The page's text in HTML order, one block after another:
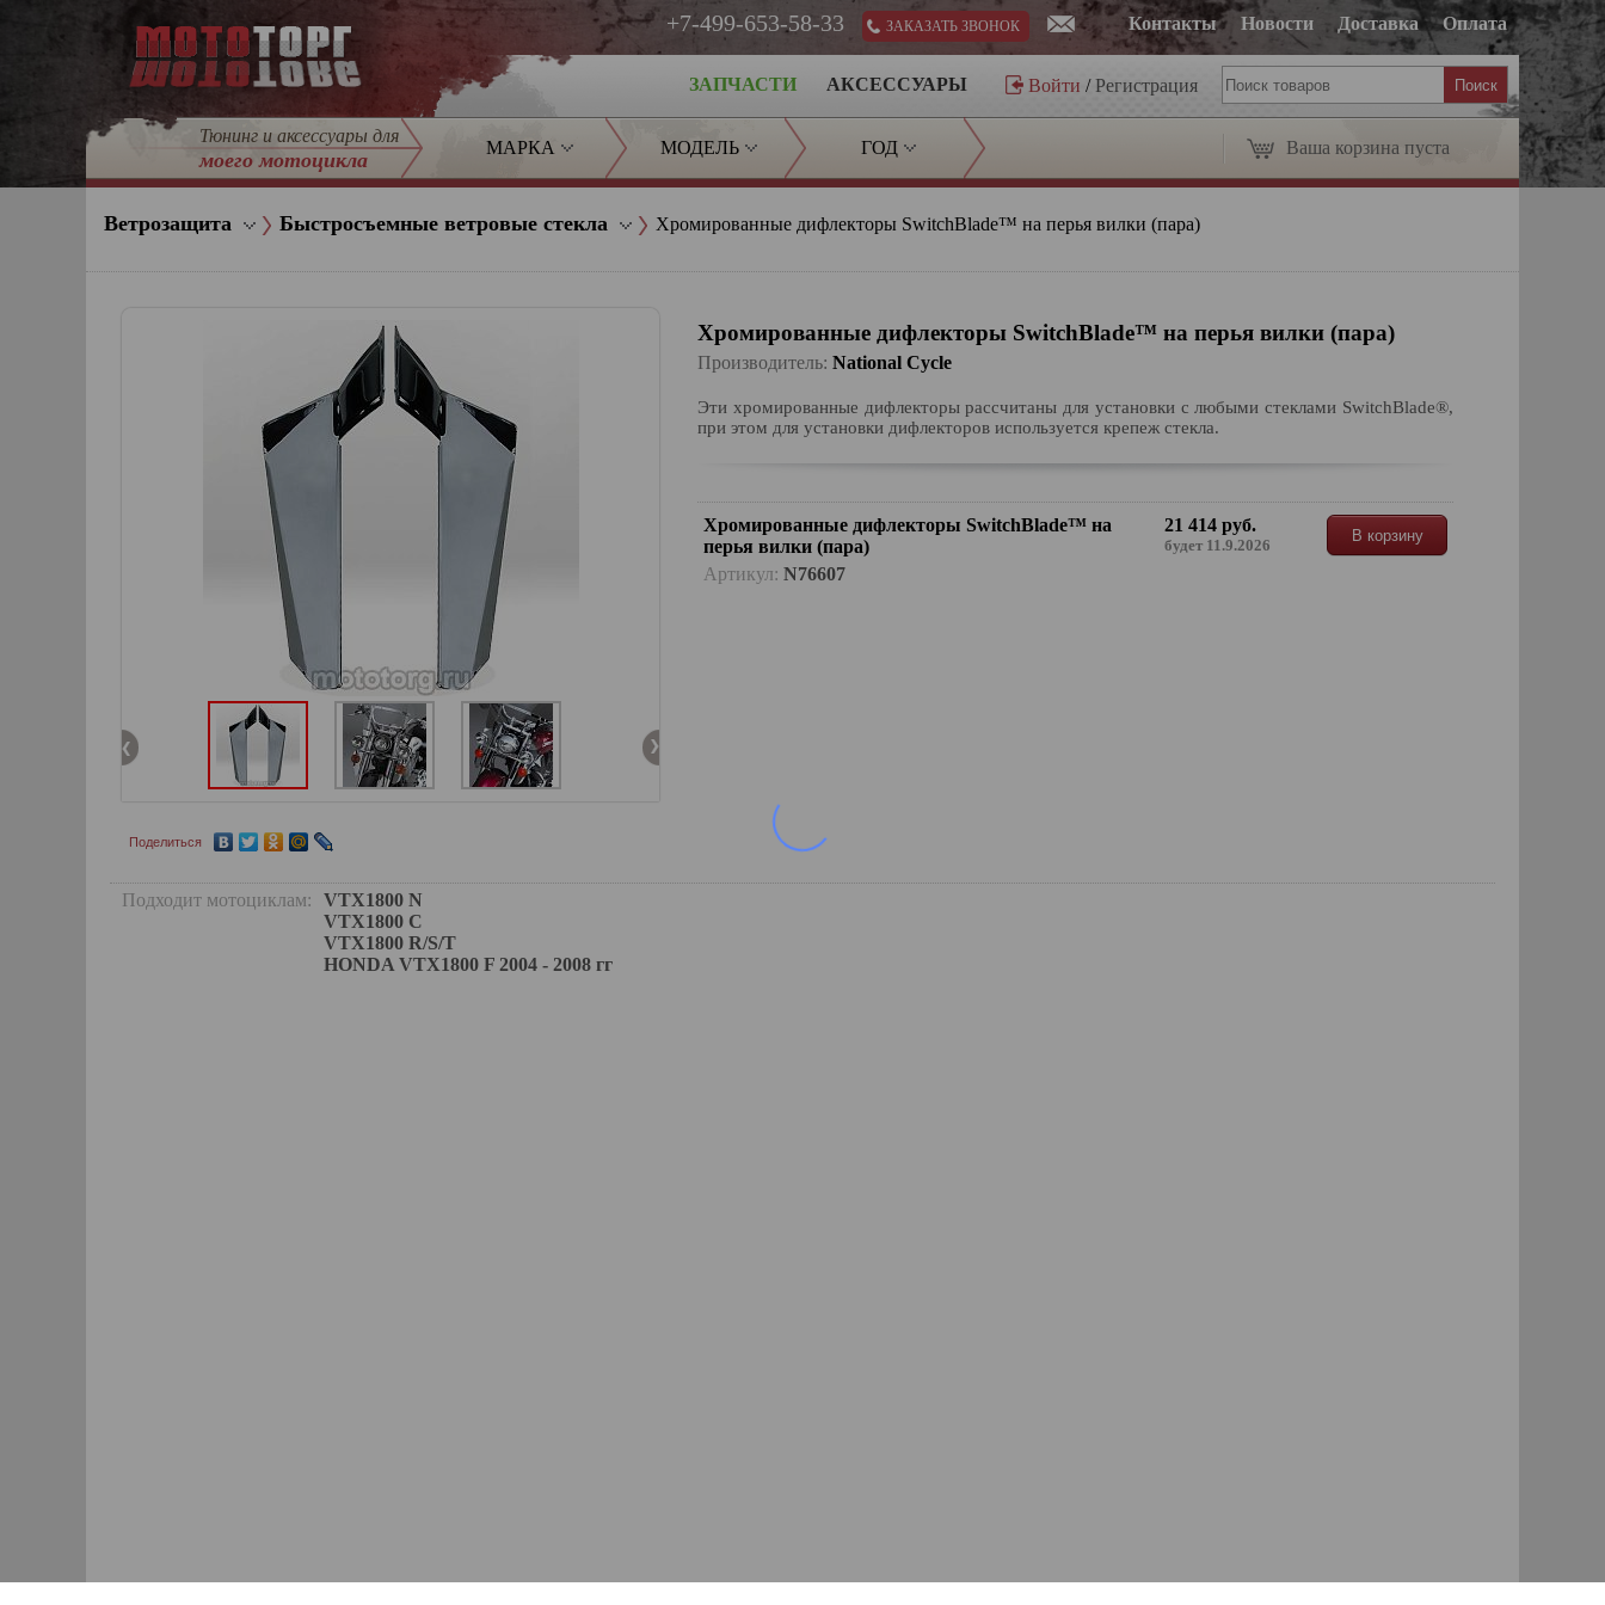
Оплата
Доставка
Новости
Контакты
ЗАКАЗАТЬ ЗВОНОК
+7-499-653-58-33
Войти /Регистрация
АКСЕССУАРЫ
ЗАПЧАСТИ
Тюнинг и аксессуары для
моего мотоцикла
МАРКА МОДЕЛЬ ГОД Ваша корзина пуста
Ветрозащита Быстросъемные ветровые стекла Хромированные дифлекторы SwitchBlade™ на перья вилки (пара)
Хромированные дифлекторы SwitchBlade™ на перья вилки (пара)
Производитель: National Cycle
Эти хромированные дифлекторы рассчитаны для установки с любыми стеклами SwitchBlade®,
при этом для установки дифлекторов используется крепеж стекла.
Хромированные дифлекторы SwitchBlade™ на
перья вилки (пара)
21 414 руб.
будет 11.9.2026
В корзину
Артикул: N76607
Поделиться
Подходит мотоциклам:
VTX1800 N
VTX1800 C
VTX1800 R/S/T
HONDA VTX1800 F 2004 - 2008 гг